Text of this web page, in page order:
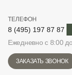
ТЕЛЕФОН
8 (495) 197 87 87
Ежедневно с 8:00
ЗАКАЗАТЬ ЗВОНОК